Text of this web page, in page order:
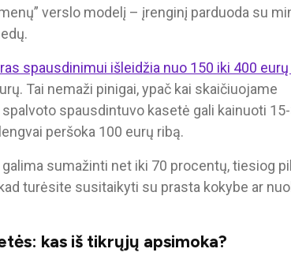
verslo modelį – įrenginį parduoda su
spausdinimui išleidžia nuo 150 iki 400
Tai nemaži pinigai, ypač kai skaičiuojame
spausdintuvo kasetė gali kainuoti
peršoka 100 eurų ribą.
sumažinti net iki 70 procentų, tiesiog
turėsite susitaikyti su prasta kokybe ar
kas iš tikrųjų apsimoka?